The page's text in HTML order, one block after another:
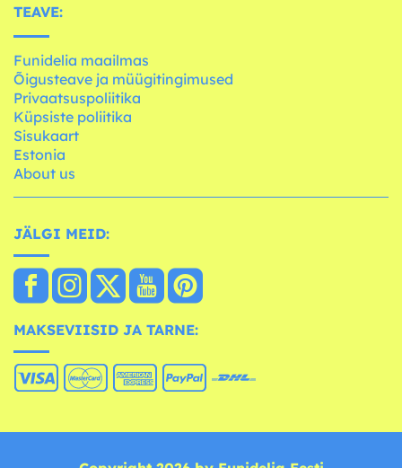
TEAVE:
Funidelia maailmas
Õigusteave ja müügitingimused
Privaatsuspoliitika
Küpsiste poliitika
Sisukaart
Estonia
About us
JÄLGI MEID:
MAKSEVIISID JA TARNE: